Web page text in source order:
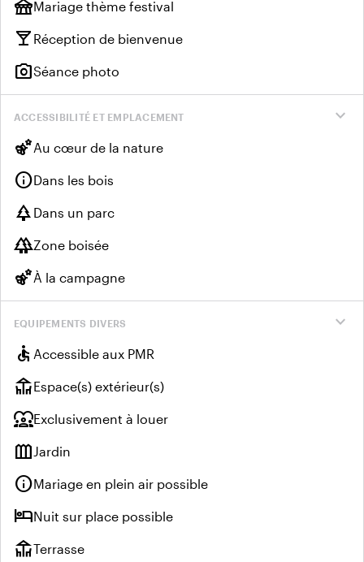
festivalMariage thème festival
local_bar Réception de bienvenue
photo_cameraSéance photo
expand_more
ACCESSIBILITÉ ET EMPLACEMENT
emoji_natureAu cœur de la nature
infoDans les bois
park Dans un parc
forestZone boisée
emoji_natureÀ la campagne
expand_more
EQUIPEMENTS DIVERS
accessible Accessible aux PMR
deckEspace(s) extérieur(s)
diversity_1Exclusivement à louer
outdoor_gardenJardin
infoMariage en plein air possible
hotelNuit sur place possible
deckTerrasse